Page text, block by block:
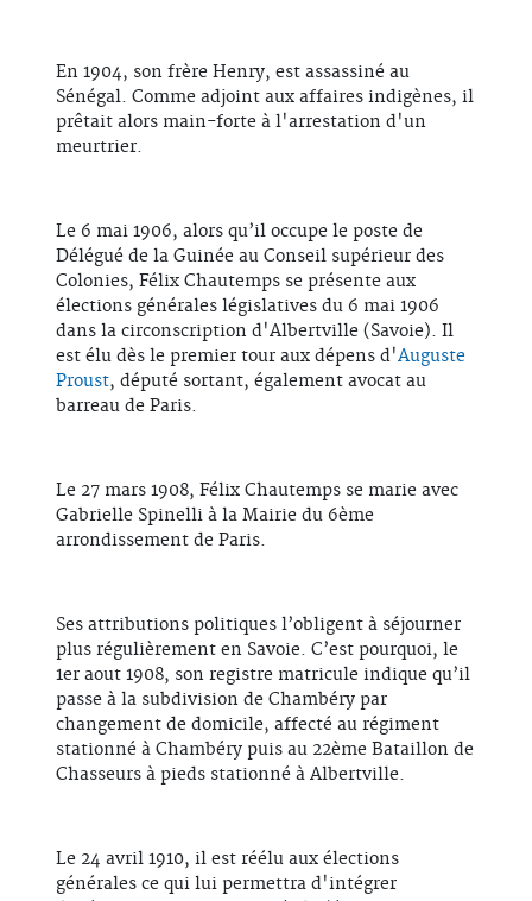
En 1904, son frère Henry, est assassiné au
Sénégal. Comme adjoint aux affaires indigènes, il
prêtait alors main-forte à l'arrestation d'un
meurtrier.
Le 6 mai 1906, alors qu’il occupe le poste de
Délégué de la Guinée au Conseil supérieur des
Colonies, Félix Chautemps se présente aux
élections générales législatives du 6 mai 1906
dans la circonscription d'Albertville (Savoie). Il
est élu dès le premier tour aux dépens d'Auguste
Proust, député sortant, également avocat au
barreau de Paris.
Le 27 mars 1908, Félix Chautemps se marie avec
Gabrielle Spinelli à la Mairie du 6ème
arrondissement de Paris.
Ses attributions politiques l’obligent à séjourner
plus régulièrement en Savoie. C’est pourquoi, le
1er aout 1908, son registre matricule indique qu’il
passe à la subdivision de Chambéry par
changement de domicile, affecté au régiment
stationné à Chambéry puis au 22ème Bataillon de
Chasseurs à pieds stationné à Albertville.
Le 24 avril 1910, il est réélu aux élections
générales ce qui lui permettra d'intégrer